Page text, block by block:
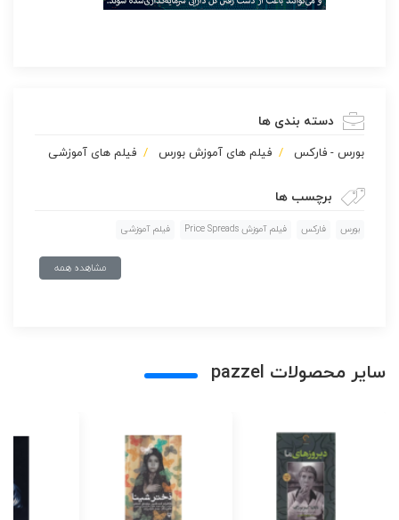
دسته بندی ها
بورس - فارکس فیلم های آموزش بورس فیلم های آموزشی
برچسب ها
بورس فارکس فیلم آموزش Price Spreads فیلم آموزشی
مشاهده همه
سایر محصولات pazzel